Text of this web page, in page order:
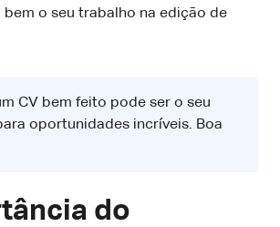
bem o seu trabalho na edição de
CV bem feito pode ser o seu
oportunidades incríveis. Boa
do